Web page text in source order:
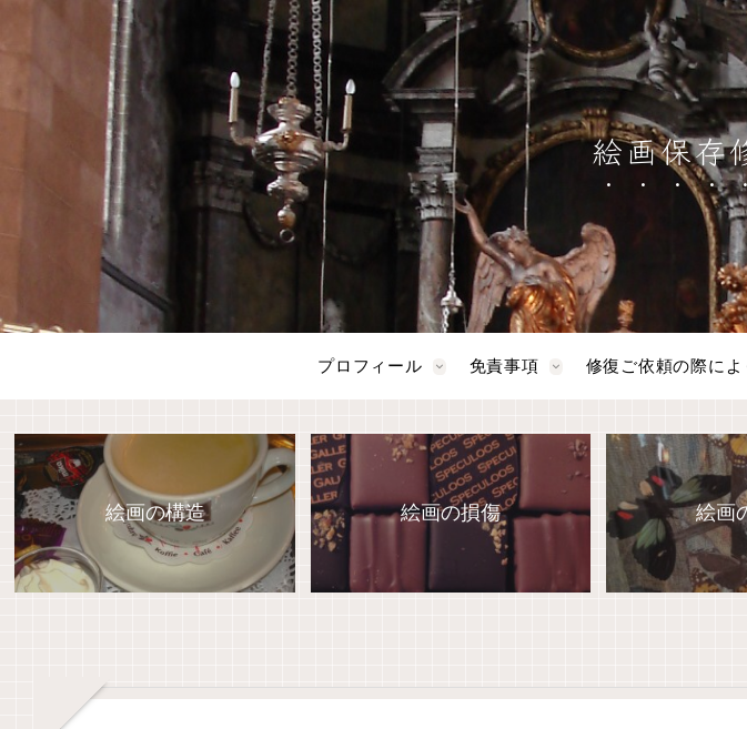
絵画保存
プロフィール 免責事項 修復ご依頼の際によ
絵画の構造 絵画の損傷 絵画